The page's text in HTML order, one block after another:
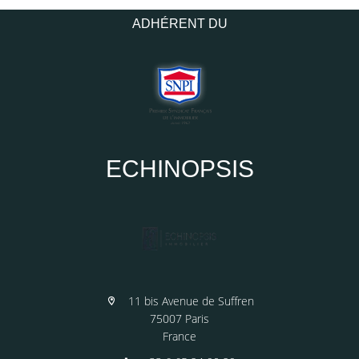
ADHÉRENT DU
ECHINOPSIS
11 bis Avenue de Suffren
75007 Paris
France